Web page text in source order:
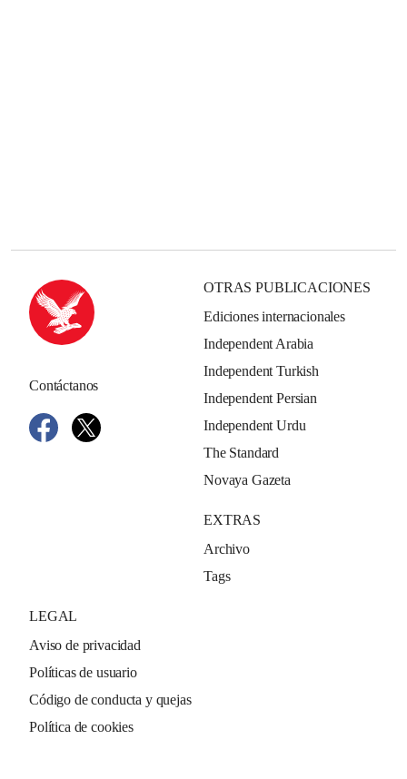
Contáctanos
OTRAS PUBLICACIONES
Ediciones internacionales
Independent Arabia
Independent Turkish
Independent Persian
Independent Urdu
The Standard
Novaya Gazeta
EXTRAS
Archivo
Tags
LEGAL
Aviso de privacidad
Políticas de usuario
Código de conducta y quejas
Política de cookies